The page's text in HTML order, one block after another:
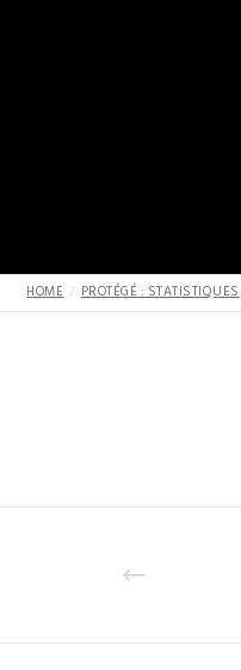
HOME PROTÉGÉ : STATISTIQUES